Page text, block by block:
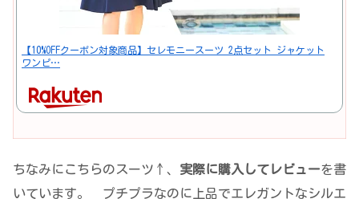
【10%OFFクーポン対象商品】セレモニースーツ 2点セット ジャケット
ワンピ…
ちなみにこちらのスーツ↑、 実際に購入してレビューを書
いています。 プチプラなのに上品でエレガントなシルエ